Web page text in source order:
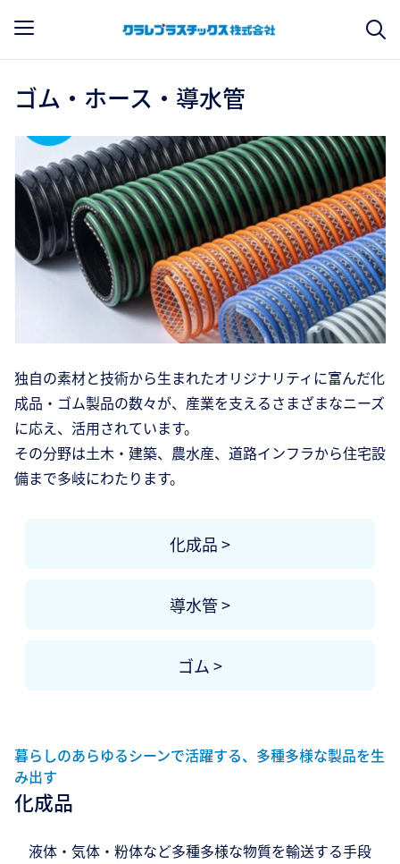
ゴム・ホース・導水管
独自の素材と技術から生まれたオリジナリティに富んだ化
成品・ゴム製品の数々が、産業を支えるさまざまなニーズ
に応え、活用されています。
その分野は土木・建築、農水産、道路インフラから住宅設
備まで多岐にわたります。
化成品 >
導水管 >
ゴム >
暮らしのあらゆるシーンで活躍する、多種多様な製品を生
み出す
化成品
液体・気体・粉体など多種多様な物質を輸送する手段